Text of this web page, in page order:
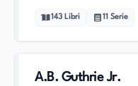
143 Libri 11 Serie
A.B. Guthrie Jr.